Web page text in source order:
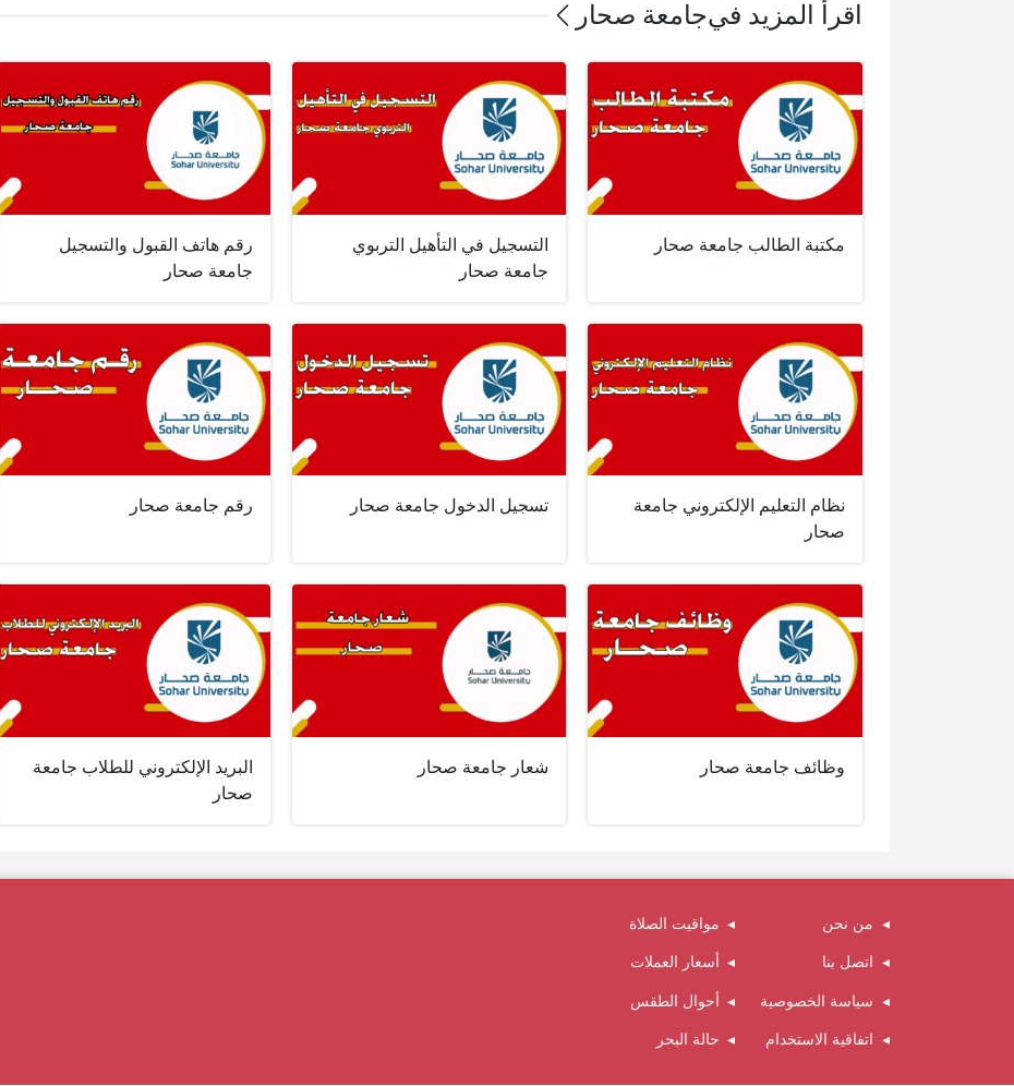
اقرأ المزيد فيجامعة صحار
مكتبة الطالب جامعة صحار
التسجيل في التأهيل التربوي
جامعة صحار
رقم هاتف القبول والتسجيل
جامعة صحار
نظام التعليم الإلكتروني جامعة
صحار
تسجيل الدخول جامعة صحار رقم جامعة صحار
وظائف جامعة صحار شعار جامعة صحار
البريد الإلكتروني للطلاب جامعة
صحار
من نحن
اتصل بنا
سياسة الخصوصية
اتفاقية الاستخدام
مواقيت الصلاة
أسعار العملات
أحوال الطقس
حالة البحر